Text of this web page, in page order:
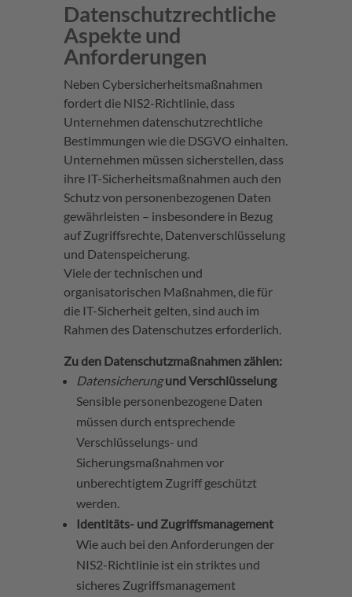
Datenschutzrechtliche
Aspekte und
Anforderungen
Neben Cybersicherheitsmaßnahmen
fordert die NIS2-Richtlinie, dass
Unternehmen datenschutzrechtliche
Bestimmungen wie die DSGVO einhalten.
Unternehmen müssen sicherstellen, dass
ihre IT-Sicherheitsmaßnahmen auch den
Schutz von personenbezogenen Daten
gewährleisten – insbesondere in Bezug
auf Zugriffsrechte, Datenverschlüsselung
und Datenspeicherung.
Viele der technischen und
organisatorischen Maßnahmen, die für
die IT-Sicherheit gelten, sind auch im
Rahmen des Datenschutzes erforderlich.
Zu den Datenschutzmaßnahmen zählen:
Datensicherungund Verschlüsselung
Sensible personenbezogene Daten
müssen durch entsprechende
Verschlüsselungs- und
Sicherungsmaßnahmen vor
unberechtigtem Zugriff geschützt
werden.
Identitäts- und Zugriffsmanagement
Wie auch bei den Anforderungen der
NIS2-Richtlinie ist ein striktes und
sicheres Zugriffsmanagement